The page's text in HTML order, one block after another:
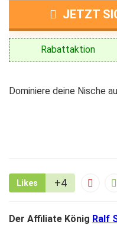
JETZT
Rabattaktion
Dominiere deine Nische
Likes +4
Der Affiliate König Ralf